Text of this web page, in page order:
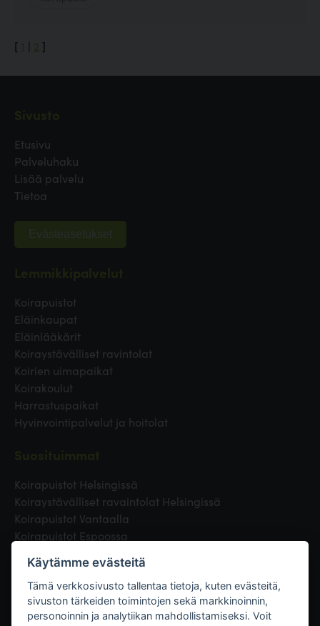
[ 1 2 ]
Etusivu
Palveluhaku
Lisää palvelu
Tietoa
Evästeasetukset
Koirapuistot
Eläinkaupat
Eläinlääkärit
Koiraystävälliset ravintolat
Koirien uimapaikat
Koirakoulut
Harrastuspaikat
Hyvinvointipalvelut ja hoitolat
Koirapuistot Helsingissä
Koiraystävälliset ravaintolat Helsingissä
Koirapuistot Vantaalla
Koirapuistot Espoossa
Eläinlääkäri Helsingissä
Koirapuistot Tampereella
Linkit
Käytämme evästeitä
Tämä verkkosivusto tallentaa tietoja, kuten evästeitä,
sivuston tärkeiden toimintojen sekä markkinoinnin,
personoinnin ja analytiikan mahdollistamiseksi. Voit